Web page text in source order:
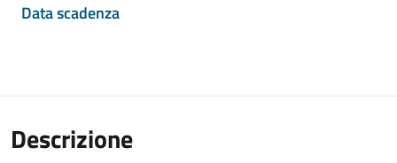
Data scadenza
Descrizione